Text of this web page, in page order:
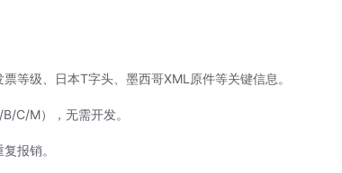
等级、日本T字头、墨西哥XML原件等关键信息。
C/M），无需开发。
报销。